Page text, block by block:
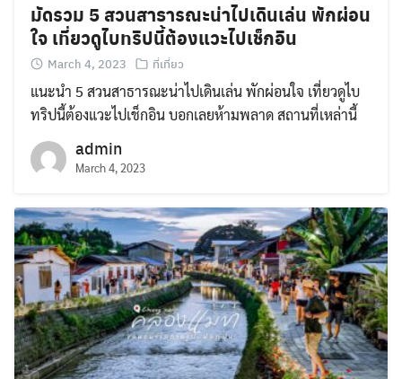
มัดรวม 5 สวนสาธารณะน่าไปเดินเล่น พักผ่อน
ใจ เที่ยวดูไบทริปนี้ต้องแวะไปเช็กอิน
March 4, 2023 ที่เที่ยว
แนะนำ 5 สวนสาธารณะน่าไปเดินเล่น พักผ่อนใจ เที่ยวดูไบ
ทริปนี้ต้องแวะไปเช็กอิน บอกเลยห้ามพลาด สถานที่เหล่านี้
admin
March 4, 2023